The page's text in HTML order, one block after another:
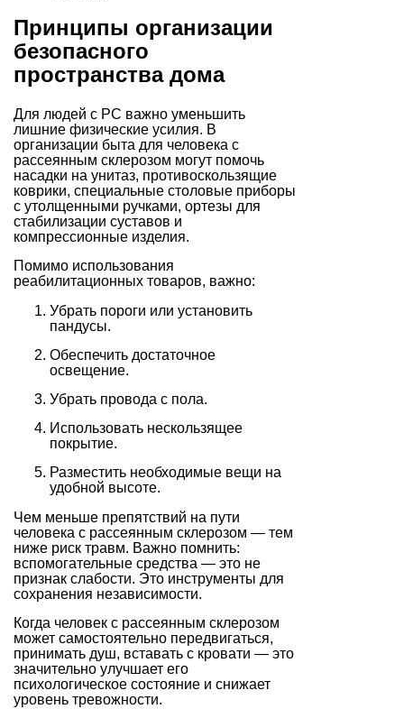
Принципы организации
безопасного
пространства дома
Для людей с РС важно уменьшить
лишние физические усилия. В
организации быта для человека с
рассеянным склерозом могут помочь
насадки на унитаз, противоскользящие
коврики, специальные столовые приборы
с утолщенными ручками, ортезы для
стабилизации суставов и
компрессионные изделия.
Помимо использования
реабилитационных товаров, важно:
Убрать пороги или установить
пандусы.
Обеспечить достаточное
освещение.
Убрать провода с пола.
Использовать нескользящее
покрытие.
Разместить необходимые вещи на
удобной высоте.
Чем меньше препятствий на пути
человека с рассеянным склерозом — тем
ниже риск травм. Важно помнить:
вспомогательные средства — это не
признак слабости. Это инструменты для
сохранения независимости.
Когда человек с рассеянным склерозом
может самостоятельно передвигаться,
принимать душ, вставать с кровати — это
значительно улучшает его
психологическое состояние и снижает
уровень тревожности.